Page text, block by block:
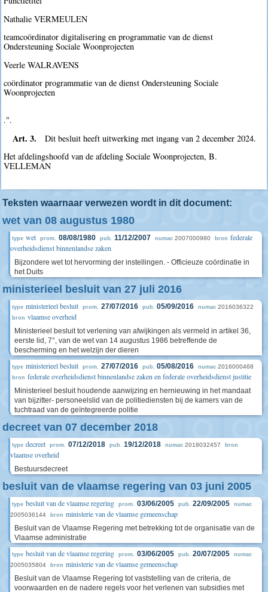
Nathalie VERMEULEN
teamcoördinator digitalisering en programmatie van de dienst
Ondersteuning Sociale Woonprojecten
Veerle WALRAVENS
coördinator programmatie van de dienst Ondersteuning Sociale
Woonprojecten
.".
Art. 3.
Dit besluit heeft uitwerking met ingang van 2 december 2024.
Het afdelingshoofd van de afdeling Sociale Woonprojecten, B.
VELLEMAN
Teksten waarnaar verwezen wordt in dit document:
wet van 08 augustus 1980
type wet prom. 08/08/1980 pub. 11/12/2007 numac 2007000980 bron federale
overheidsdienst binnenlandse zaken
Bijzondere wet tot hervorming der instellingen. - Officieuze coördinatie in
het Duits
ministerieel besluit van 27 juli 2016
type ministerieel besluit prom. 27/07/2016 pub. 05/09/2016 numac 2016036322
bron vlaamse overheid
Ministerieel besluit tot verlening van afwijkingen als vermeld in artikel 36,
eerste lid, 7°, van de wet van 14 augustus 1986 betreffende de
bescherming en het welzijn der dieren
type ministerieel besluit prom. 27/07/2016 pub. 05/08/2016 numac 2016000468
bron federale overheidsdienst binnenlandse zaken en federale overheidsdienst justitie
Ministerieel besluit houdende aanwijzing en hernieuwing in het mandaat
van bijzitter- personeelslid van de politiediensten bij de kamers van de
tuchtraad van de geïntegreerde politie
decreet van 07 december 2018
type decreet prom. 07/12/2018 pub. 19/12/2018 numac 2018032457 bron
vlaamse overheid
Bestuursdecreet
besluit van de vlaamse regering van 03 juni 2005
type besluit van de vlaamse regering prom. 03/06/2005 pub. 22/09/2005 numac
2005036144 bron ministerie van de vlaamse gemeenschap
Besluit van de Vlaamse Regering met betrekking tot de organisatie van de
Vlaamse administratie
type besluit van de vlaamse regering prom. 03/06/2005 pub. 20/07/2005 numac
2005035804 bron ministerie van de vlaamse gemeenschap
Besluit van de Vlaamse Regering tot vaststelling van de criteria, de
voorwaarden en de nadere regels voor het verlenen van subsidies met